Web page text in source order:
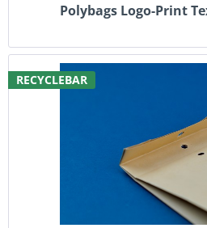
Polybags Logo-Print
RECYCLEBAR